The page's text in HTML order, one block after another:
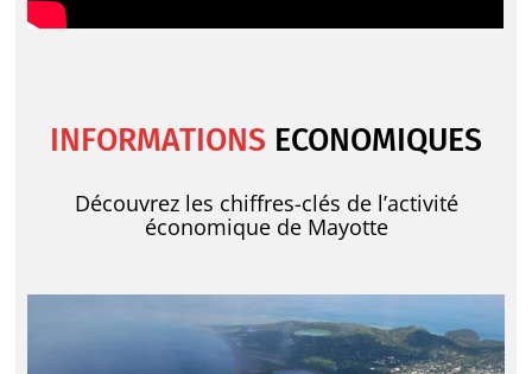
INFORMATIONS ECONOMIQUES
Découvrez les chiffres-clés de l’activité
économique de Mayotte